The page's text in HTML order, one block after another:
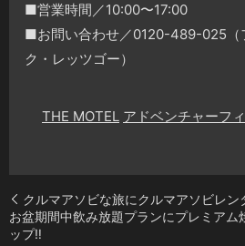
■営業時間／10:00〜17:00
■お問い合わせ／0120-489-025（
ク・レッツゴー）
THE MOTEL アドベンチャーフ
クルマアソビな旅にクルマアソビレン
お盆期間中飲み放題プランにプレミアム
ップ‼️